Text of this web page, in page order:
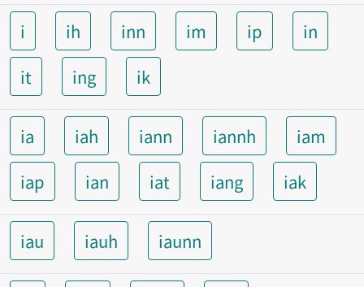
i ih inn im ip
in
it
ing ik
ia iah iann iannh
iam
iap
ian iat iang iak
iau iauh iaunn